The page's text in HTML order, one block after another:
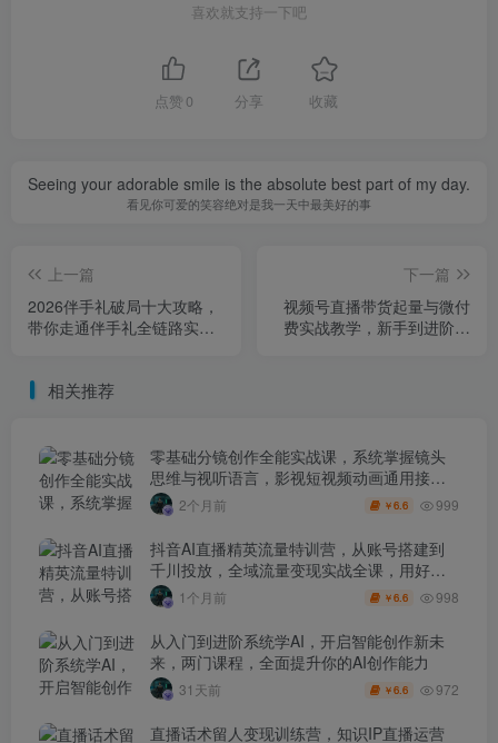
喜欢就支持一下吧
点赞 0 分享 收藏
Seeing your adorable smile is the absolute best part of my day.
看见你可爱的笑容绝对是我一天中最美好的事
上一篇
2026伴手礼破局十大攻略，
带你走通伴手礼全链路实战
下一篇
视频号直播带货起量与微付
费实战教学，新手到进阶全
相关推荐
零基础分镜创作全能实战课，系统掌握镜头
思维与视听语言，影视短视频动画通用接单
技能2个月前 ￥6.6 999
抖音AI直播精英流量特训营，从账号搭建到
千川投放，全域流量变现实战全课，用好工
具让賺钱更简单
1个月前 ￥6.6 998
从入门到进阶系统学AI，开启智能创作新未
来，两门课程，全面提升你的AI创作能力
31天前 ￥6.6 972
直播话术留人变现训练营，知识IP直播运营